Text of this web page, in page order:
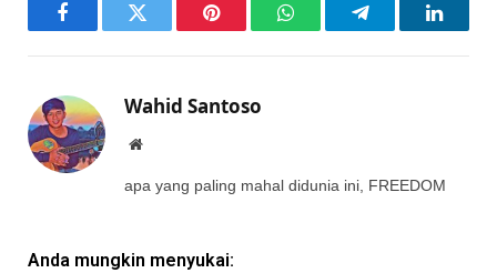
FacebookTwitter Pinterest WhatsAppTelegram
Wahid Santoso
Website
apa yang paling mahal didunia ini, FREEDOM
Anda mungkin menyukai: